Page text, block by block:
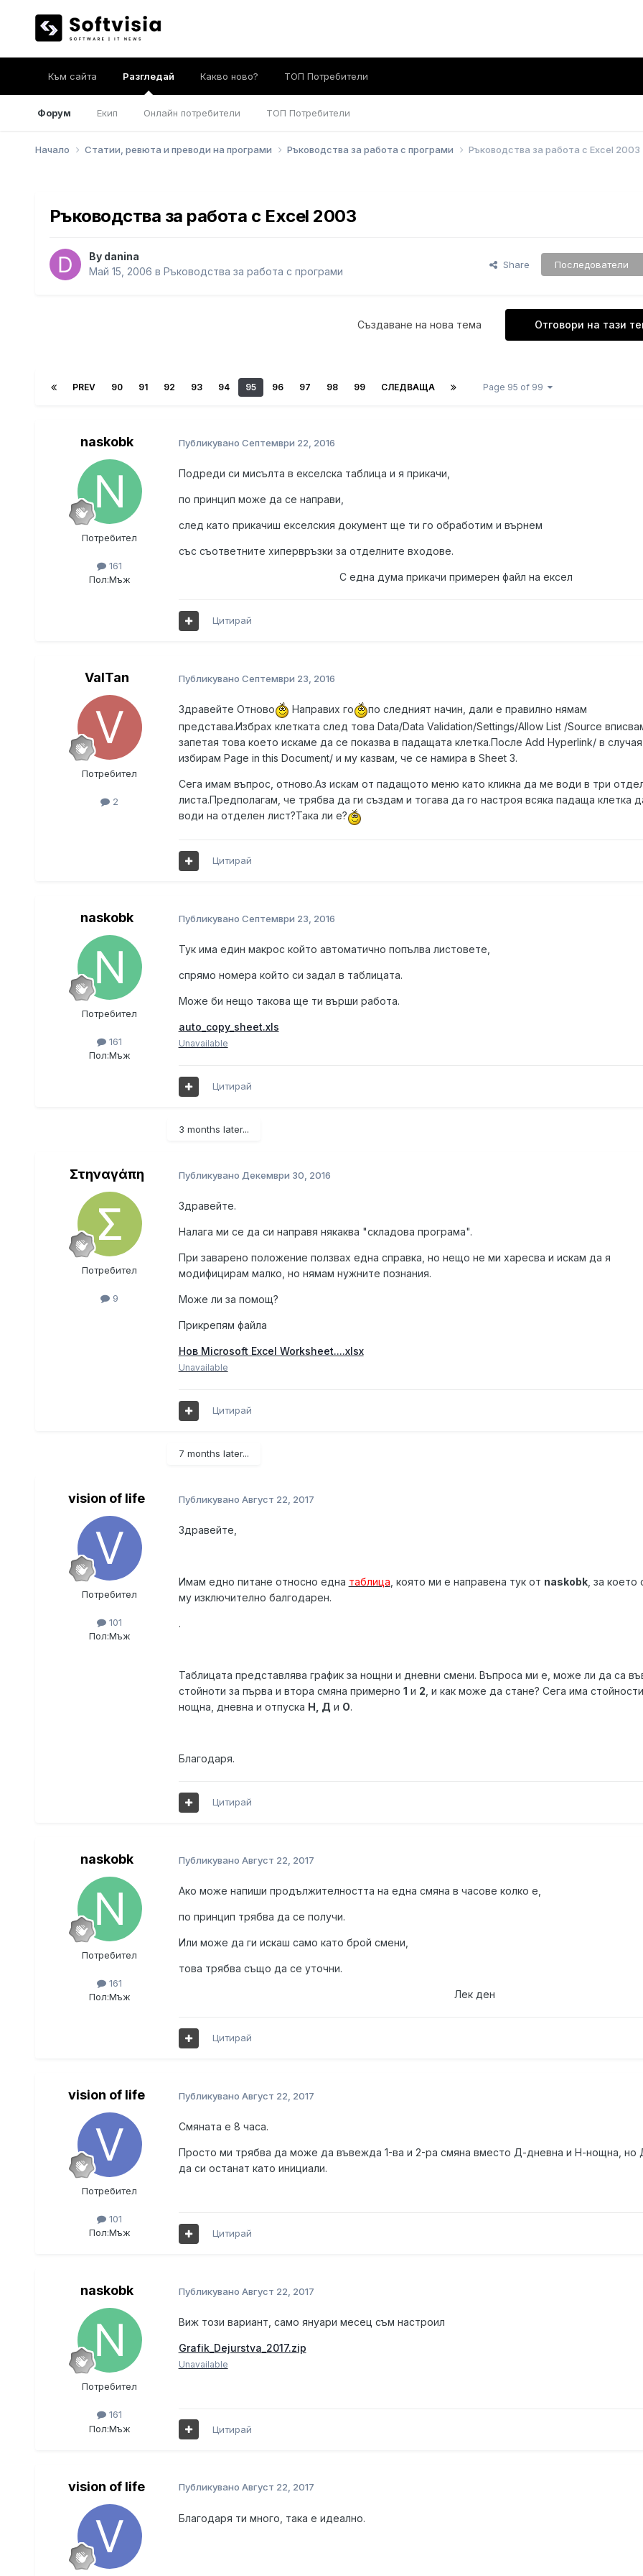
Към сайта Разгледай
Форум Екип Онлайн потребители ТОП Потребители
Какво ново? ТОП Потребители
Начало Статии, ревюта и преводи на програми Ръководства за работа с програми Ръководства за работа с Excel 2003
Ръководства за работа с Excel 2003
By danina
Май 15, 2006 в Ръководства за работа с програми
Share Последователи
Отговори на тази
Създаване на нова тема
PREV 90 91 92 93 94 95 96 97 98 99 СЛЕДВАЩА Page 95 of 99
naskobk
Потребител
161
Пол:Мъж
Публикувано Септември 22, 2016
Подреди си мисълта в екселска таблица и я прикачи,
по принцип може да се направи,
след като прикачиш екселския документ ще ти го обработим и върнем
със съответните хипервръзки за отделните входове.
С една дума прикачи примерен файл на ексел
Цитирай
ValTan
Потребител
2
Публикувано Септември 23, 2016
Здравейте Отново Направих го
по следният начин, дали е правилно нямам
представа.Избрах клетката след това Data/Data Validation/Settings/Allow List /Source
запетая това което искаме да се показва в падащата клетка.После Add Hyperlink/ в случая
избирам Page in this Document/ и му казвам, че се намира в Sheet 3.
Сега имам въпрос, отново.Аз искам от падащото меню като кликна да ме води в три
листа.Предполагам, че трябва да ги създам и тогава да го настроя всяка падаща клетка
води на отделен лист?Така ли е?
Цитирай
naskobk
Потребител
161
Пол:Мъж
Публикувано Септември 23, 2016
Тук има един макрос който автоматично попълва листовете,
спрямо номера който си задал в таблицата.
Може би нещо такова ще ти върши работа.
auto_copy_sheet.xls
Unavailable
Цитирай
3 months later...
Στηναγάπη
Потребител
9
Публикувано Декември 30, 2016
Здравейте.
Налага ми се да си направя някаква "складова програма".
При заварено положение ползвах една справка, но нещо не ми харесва и искам да я
модифицирам малко, но нямам нужните познания.
Може ли за помощ?
Прикрепям файла
Нов Microsoft Excel Worksheet....xlsx
Unavailable
Цитирай
7 months later...
vision of life
Потребител
101
Пол:Мъж
Публикувано Август 22, 2017
Здравейте,
Имам едно питане относно една таблица , която ми е направена тук от naskobk, за което
му изключително балгодарен.
.
Таблицата представлява график за нощни и дневни смени. Въпроса ми е, може ли да са
стойноти за първа и втора смяна примерно 1 и 2 , и как може да стане? Сега има
нощна, дневна и отпуска Н, Д и О.
Благодаря.
Цитирай
naskobk
Потребител
161
Пол:Мъж
Публикувано Август 22, 2017
Ако може напиши продължителността на една смяна в часове колко е,
по принцип трябва да се получи.
Или може да ги искаш само като брой смени,
това трябва също да се уточни.
Лек ден
Цитирай
vision of life
Потребител
101
Пол:Мъж
Публикувано Август 22, 2017
Смяната е 8 часа.
Просто ми трябва да може да въвежда 1-ва и 2-ра смяна вместо Д-дневна и Н-нощна, но
да си останат като инициали.
Цитирай
naskobk
Потребител
161
Пол:Мъж
Публикувано Август 22, 2017
Виж този вариант, само януари месец съм настроил
Grafik_Dejurstva_2017.zip
Unavailable
Цитирай
vision of life Публикувано Август 22, 2017
Благодаря ти много, така е идеално.